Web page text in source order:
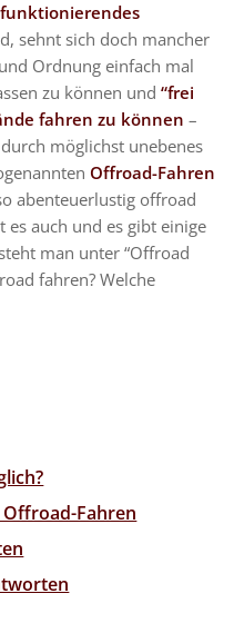
sehnt sich doch mancher
Ordnung einfach mal
zu können und“frei
fahren zu können –
möglichst unebenes
Offroad-Fahren
abenteuerlustig offroad
auch und es gibt einige
man unter “Offroad
fahren? Welche
Fahren